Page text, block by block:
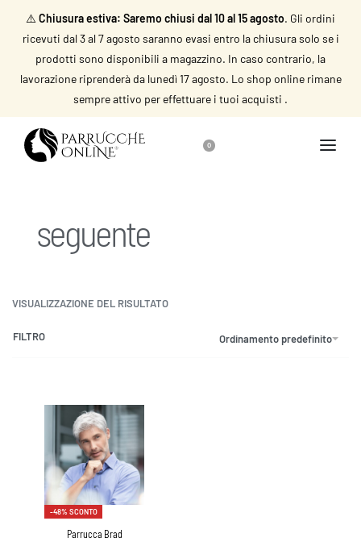
⚠️ Chiusura estiva: Saremo chiusi dal 10 al 15 agosto. Gli ordini
ricevuti dal 3 al 7 agosto saranno evasi entro la chiusura solo se i
prodotti sono disponibili a magazzino. In caso contrario, la
lavorazione riprenderà da lunedì 17 agosto. Lo shop online rimane
sempre attivo per effettuare i tuoi acquisti .
0
seguente
VISUALIZZAZIONE DEL RISULTATO
Ordinamento predefinito
FILTRO
-48% SCONTO
Parrucca Brad